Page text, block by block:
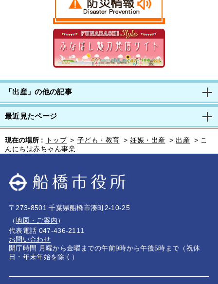
「出産」の他の記事
最近見たページ
現在の場所 : トップ > 子ども・教育 > 妊娠・出産 > 出産 > こ
んにちは赤ちゃん事業
〒273-8501 千葉県船橋市湊町2-10-25
（地図・ご案内）
代表電話 047-436-2111
お問い合わせ
開庁時間 月曜から金曜までの午前9時から午後5時まで（祝休
日・年末年始を除く）